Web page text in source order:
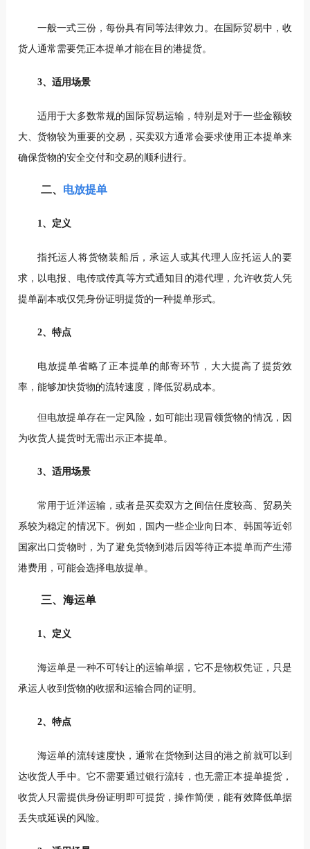
一般一式三份，每份具有同等法律效力。在国际贸易中，收
货人通常需要凭正本提单才能在目的港提货。
3、适用场景
适用于大多数常规的国际贸易运输，特别是对于一些金额较
大、货物较为重要的交易，买卖双方通常会要求使用正本提单来
确保货物的安全交付和交易的顺利进行。
二、 电放提单
1、定义
指托运人将货物装船后，承运人或其代理人应托运人的要
求，以电报、电传或传真等方式通知目的港代理，允许收货人凭
提单副本或仅凭身份证明提货的一种提单形式。
2、特点
电放提单省略了正本提单的邮寄环节，大大提高了提货效
率，能够加快货物的流转速度，降低贸易成本。
但电放提单存在一定风险，如可能出现冒领货物的情况，因
为收货人提货时无需出示正本提单。
3、适用场景
常用于近洋运输，或者是买卖双方之间信任度较高、贸易关
系较为稳定的情况下。例如，国内一些企业向日本、韩国等近邻
国家出口货物时，为了避免货物到港后因等待正本提单而产生滞
港费用，可能会选择电放提单。
三、海运单
1、定义
海运单是一种不可转让的运输单据，它不是物权凭证，只是
承运人收到货物的收据和运输合同的证明。
2、特点
海运单的流转速度快，通常在货物到达目的港之前就可以到
达收货人手中。它不需要通过银行流转，也无需正本提单提货，
收货人只需提供身份证明即可提货，操作简便，能有效降低单据
丢失或延误的风险。